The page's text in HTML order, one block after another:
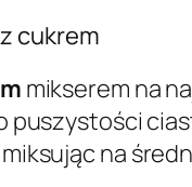
cukrem
mikserem na
puszystości
miksując na